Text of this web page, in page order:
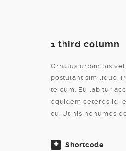
1 third column
Ornatus urbanitas vel
postulant similique.
te eum. Eu labitur
equidem ceteros id,
cu. Ut his nonumes
Shortcode